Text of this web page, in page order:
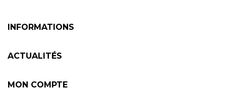
INFORMATIONS
ACTUALITÉS
MON COMPTE